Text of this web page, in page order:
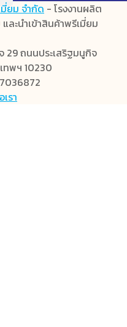
ยม จำกัด - โรงงานผลิต
ละนำเข้าสินค้าพรีเมี่ยม
29 ถนนประเสริฐมนูกิจ
ทพฯ 10230
รา